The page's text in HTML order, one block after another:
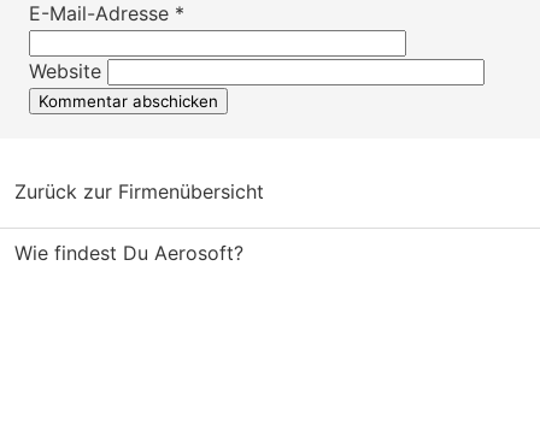
E-Mail-Adresse *
Website
Zurück zur Firmenübersicht
Wie findest Du Aerosoft?